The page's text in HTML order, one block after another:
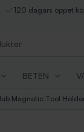
120 dagars öppet
BETEN
Magnetic Tool